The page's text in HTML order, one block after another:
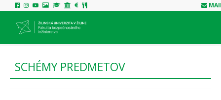
SCHÉMY PREDMETOV